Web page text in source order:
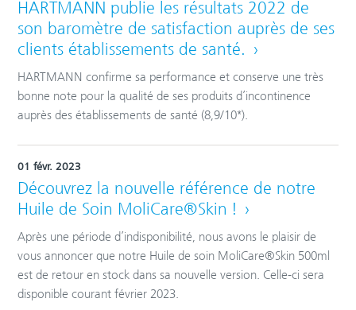
HARTMANN publie les résultats 2022 de
son baromètre de satisfaction auprès de ses
clients établissements de santé.
HARTMANN confirme sa performance et conserve une très
bonne note pour la qualité de ses produits d’incontinence
auprès des établissements de santé (8,9/10*).
01 févr. 2023
Découvrez la nouvelle référence de notre
Huile de Soin MoliCare®Skin !
Après une période d’indisponibilité, nous avons le plaisir de
vous annoncer que notre Huile de soin MoliCare®Skin 500ml
est de retour en stock dans sa nouvelle version. Celle-ci sera
disponible courant février 2023.